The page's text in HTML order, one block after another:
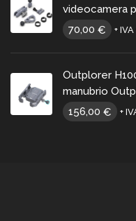
videocamera
70,00 € +
Outplorer
manubrio
156,00 € +